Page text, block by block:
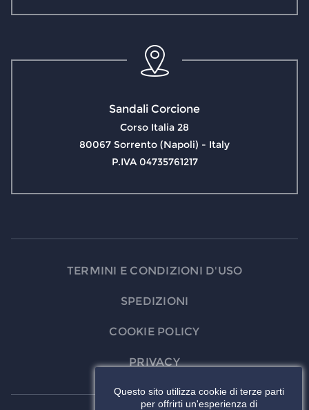
Sandali Corcione
Corso Italia 28
80067 Sorrento (Napoli) - Italy
P.IVA 04735761217
TERMINI E CONDIZIONI D'USO
SPEDIZIONI
COOKIE POLICY
PRIVACY
Questo sito utilizza cookie di terze parti
per offrirti un'esperienza di